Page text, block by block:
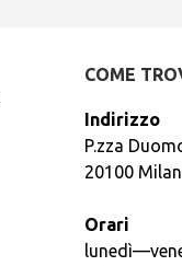
COME
Indirizzo
P.zza
20100
Orari